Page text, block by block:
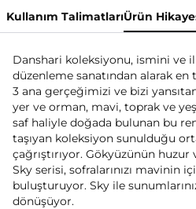
Kullanım TalimatlarıÜrün
Danshari koleksiyonu, ismini ve
düzenleme sanatından alarak en
3 ana gerçeğimizi ve bizi
yer ve orman, mavi, toprak ve
saf haliyle doğada bulunan bu
taşıyan koleksiyon sunulduğu
çağrıştırıyor. Gökyüzünün
Sky serisi, sofralarınızı mavinin
buluşturuyor. Sky ile
dönüşüyor.